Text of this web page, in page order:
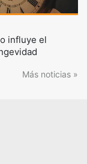
influye el
Más noticias »